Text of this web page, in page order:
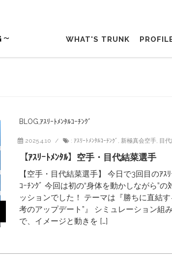
WHAT'S TRUNK
BLOG ｱｽﾘｰﾄﾒﾝﾀﾙｺｰﾁﾝｸﾞ
2025.4.10 : ｱｽﾘｰﾄﾒﾝﾀﾙｺｰﾁﾝｸﾞ , 新極真会空手, 目
【ｱｽﾘｰﾄﾒﾝﾀﾙ】空手・目代結菜選手
【空手・目代結菜選手】 今日で3回目のｱｽﾘ
ｺｰﾁﾝｸﾞ 今回は初の“身体を動かしながら”の
ッションでした！ テーマは『勝ちに直結す
考のアップデート”』 シミュレーション組
で、イメージと動きを […]